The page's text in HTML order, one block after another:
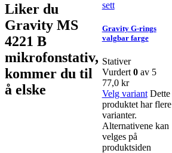
Liker du
Gravity MS
4221 B
mikrofonstativ,
kommer du til
å elske
Gravity G-rings
valgbar farge
Stativer
Vurdert 0av 5
77,0 kr
Velg variant Dette
produktet har flere
varianter.
Alternativene kan
velges på
produktsiden